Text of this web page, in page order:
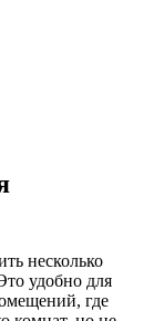
несколько
удобно для
где